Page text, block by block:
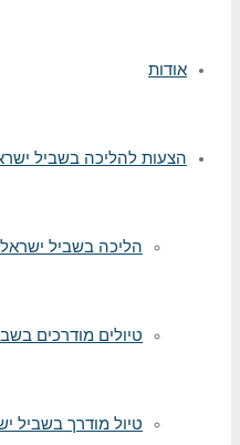
אודות
הצעות להליכה בשביל
הליכה בשביל ישראל
טיולים מודרכים
טיול מודרך בשביל